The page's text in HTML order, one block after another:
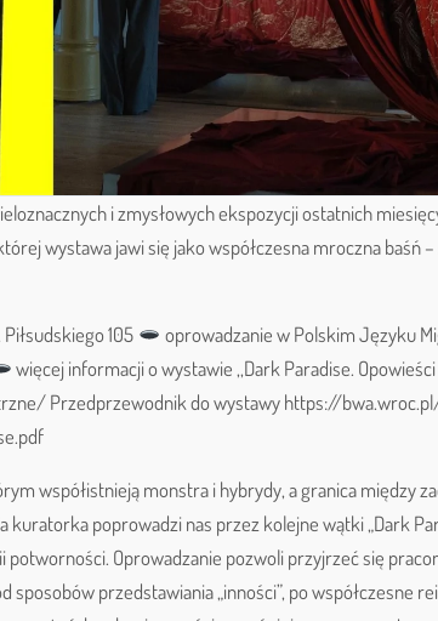
i zmysłowych ekspozycji ostatnich
wystawa jawi się jako współczesna mroczna baśń
Piłsudskiego 105
oprowadzanie w Polskim Języku
więcej informacji o wystawie ,,Dark Paradise.
Przedprzewodnik do wystawy https://
współistnieją monstra i hybrydy, a granica między
poprowadzi nas przez kolejne wątki „Dark
Oprowadzanie pozwoli przyjrzeć się
przedstawiania „inności”, po współczesne